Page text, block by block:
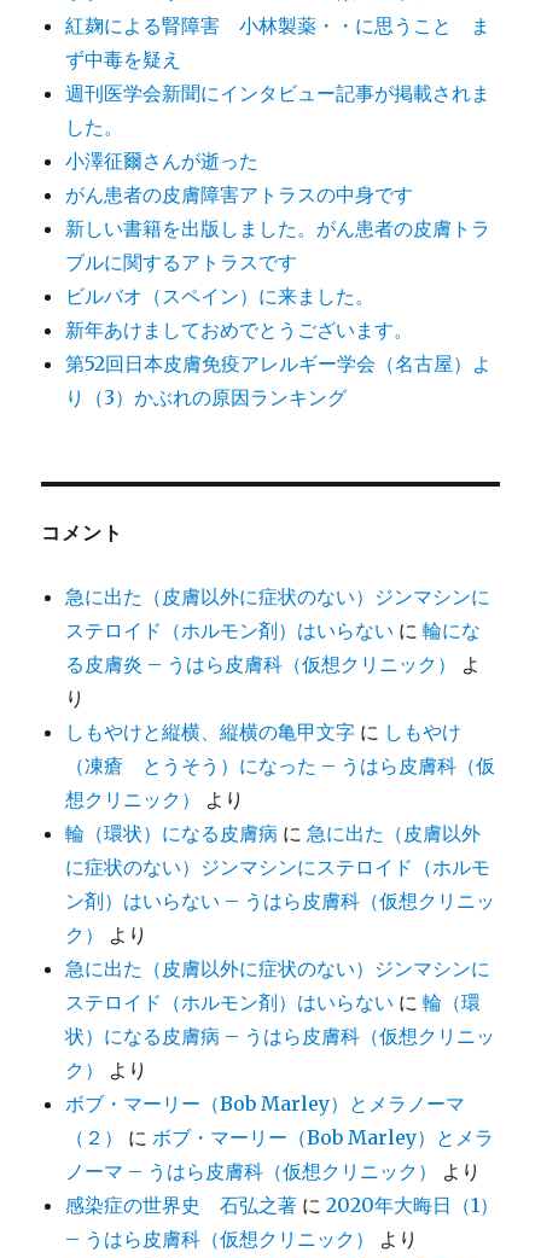
紅麹による腎障害 小林製薬・・に思うこと ま
ず中毒を疑え
週刊医学会新聞にインタビュー記事が掲載されま
した。
小澤征爾さんが逝った
がん患者の皮膚障害アトラスの中身です
新しい書籍を出版しました。がん患者の皮膚トラ
ブルに関するアトラスです
ビルバオ（スペイン）に来ました。
新年あけましておめでとうございます。
第52回日本皮膚免疫アレルギー学会（名古屋）よ
り（3）かぶれの原因ランキング
コメント
急に出た（皮膚以外に症状のない）ジンマシンに
ステロイド（ホルモン剤）はいらない に輪にな
る皮膚炎 – うはら皮膚科（仮想クリニック）
よ
り
しもやけと縦横、縦横の亀甲文字 に しもやけ
（凍瘡 とうそう）になった – うはら皮膚科（仮
想クリニック）
より
輪（環状）になる皮膚病 に 急に出た（皮膚以外
に症状のない）ジンマシンにステロイド（ホルモ
ン剤）はいらない – うはら皮膚科（仮想クリニッ
ク）
より
急に出た（皮膚以外に症状のない）ジンマシンに
ステロイド（ホルモン剤）はいらない に輪（環
状）になる皮膚病 – うはら皮膚科（仮想クリニッ
ク）
より
ボブ・マーリー（Bob Marley）とメラノーマ
（２）
に ボブ・マーリー（Bob Marley）とメラ
ノーマ – うはら皮膚科（仮想クリニック）
より
感染症の世界史 石弘之著 に2020年大晦日（1）
– うはら皮膚科（仮想クリニック）
より